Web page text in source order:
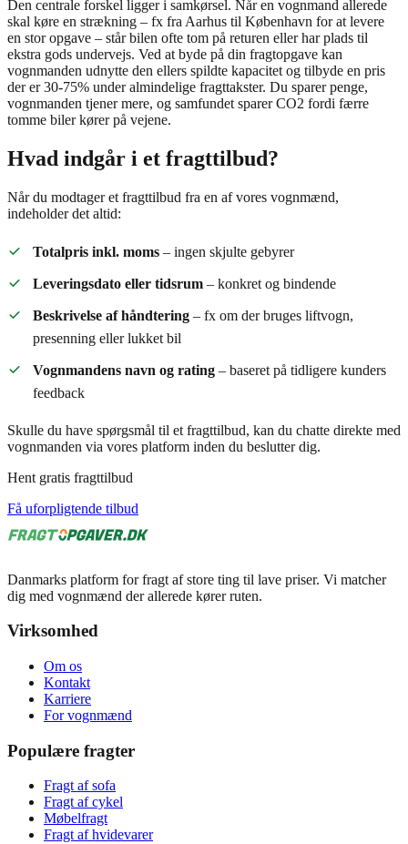
Den centrale forskel ligger i samkørsel. Når en vognmand allerede
skal køre en strækning – fx fra Aarhus til København for at levere
en stor opgave – står bilen ofte tom på returen eller har plads til
ekstra gods undervejs. Ved at byde på din fragtopgave kan
vognmanden udnytte den ellers spildte kapacitet og tilbyde en pris
der er 30-75% under almindelige fragttakster. Du sparer penge,
vognmanden tjener mere, og samfundet sparer CO2 fordi færre
tomme biler kører på vejene.
Hvad indgår i et fragttilbud?
Når du modtager et fragttilbud fra en af vores vognmænd,
indeholder det altid:
Totalpris inkl. moms – ingen skjulte gebyrer
Leveringsdato eller tidsrum – konkret og bindende
Beskrivelse af håndtering – fx om der bruges liftvogn,
presenning eller lukket bil
Vognmandens navn og rating – baseret på tidligere kunders
feedback
Skulle du have spørgsmål til et fragttilbud, kan du chatte direkte med
vognmanden via vores platform inden du beslutter dig.
Hent gratis fragttilbud
Få uforpligtende tilbud
Danmarks platform for fragt af store ting til lave priser. Vi matcher
dig med vognmænd der allerede kører ruten.
Virksomhed
Om os
Kontakt
Karriere
For vognmænd
Populære fragter
Fragt af sofa
Fragt af cykel
Møbelfragt
Fragt af hvidevarer